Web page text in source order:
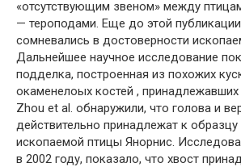
«отсутствующим звеном» между
— тероподами. Еще до этой
сомневались в достоверности
Дальнейшее научное исследование
подделка, построенная из похожих
окаменелоых костей ,
Zhou et al. обнаружили, что голова и
действительно принадлежат к
ископаемой птицы Янорнис.
в 2002 году, показало, что хвост